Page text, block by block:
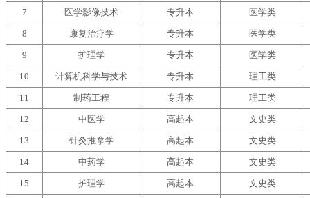
7 医学影像技术 专升本 医学类
8 康复治疗学 专升本 医学类
9 护理学 专升本 医学类
10 计算机科学与技术 专升本 理工类
11 制药工程 专升本 理工类
12 中医学 高起本 文史类
13 针灸推拿学 高起本 文史类
14 中药学 高起本 文史类
15 护理学 高起本 文史类